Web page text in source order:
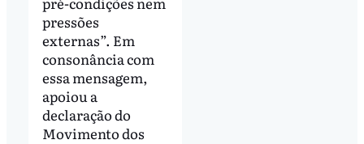
pressões
externas”. Em
consonância com
essa mensagem,
apoiou a
declaração do
Movimento dos